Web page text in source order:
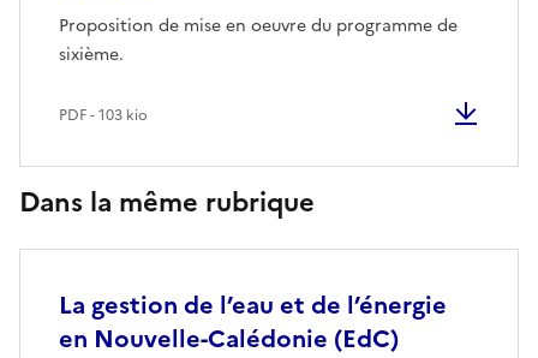
Proposition de mise en oeuvre du programme de
sixième.
PDF - 103 kio
Dans la même rubrique
La gestion de l’eau et de l’énergie
en Nouvelle-Calédonie (EdC)